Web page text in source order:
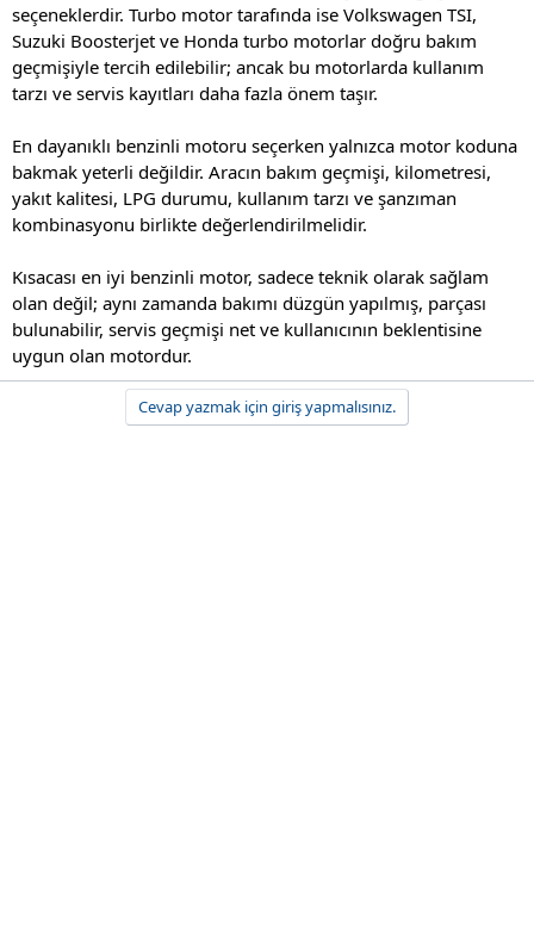
seçeneklerdir. Turbo motor tarafında ise Volkswagen TSI,
Suzuki Boosterjet ve Honda turbo motorlar doğru bakım
geçmişiyle tercih edilebilir; ancak bu motorlarda kullanım
tarzı ve servis kayıtları daha fazla önem taşır.
En dayanıklı benzinli motoru seçerken yalnızca motor koduna
bakmak yeterli değildir. Aracın bakım geçmişi, kilometresi,
yakıt kalitesi, LPG durumu, kullanım tarzı ve şanzıman
kombinasyonu birlikte değerlendirilmelidir.
Kısacası en iyi benzinli motor, sadece teknik olarak sağlam
olan değil; aynı zamanda bakımı düzgün yapılmış, parçası
bulunabilir, servis geçmişi net ve kullanıcının beklentisine
uygun olan motordur.
Cevap yazmak için giriş yapmalısınız.